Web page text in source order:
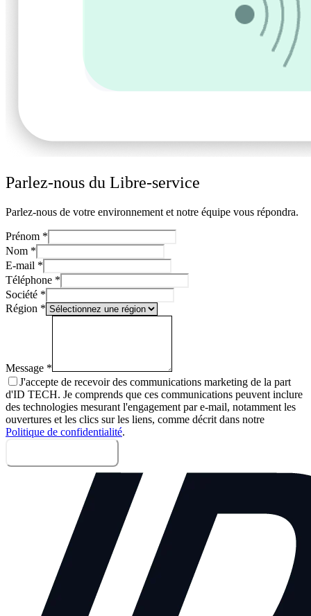
Parlez-nous du Libre-service
Parlez-nous de votre environnement et notre équipe vous répondra.
Prénom *
Nom *
E-mail *
Téléphone *
Société *
Région *
Message *
J'accepte de recevoir des communications marketing de la part
d'ID TECH. Je comprends que ces communications peuvent inclure
des technologies mesurant l'engagement par e-mail, notamment les
ouvertures et les clics sur les liens, comme décrit dans notre
Politique de confidentialité.